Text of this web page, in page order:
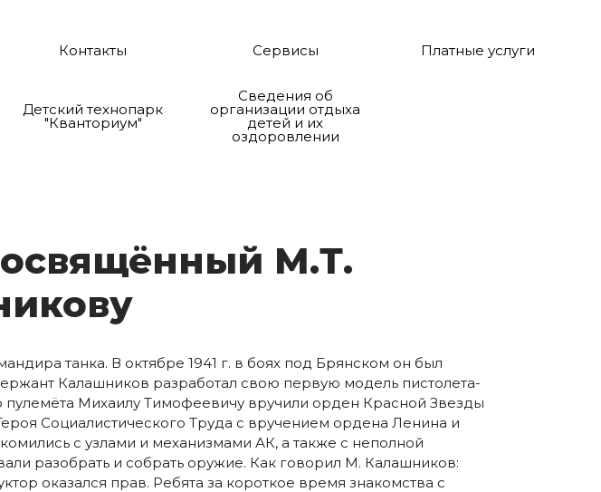
Контакты Сервисы Платные услуги
Детский технопарк
"Кванториум"
Сведения об
организации отдыха
детей и их
оздоровлении
М.Т.
танка. В октябре 1941 г. в боях под Брянском он был
Калашников разработал свою первую модель пистолета-
пулемёта Михаилу Тимофеевичу вручили орден Красной Звезды
Социалистического Труда с вручением ордена Ленина и
с узлами и механизмами АК, а также с неполной
разобрать и собрать оружие. Как говорил М. Калашников:
оказался прав. Ребята за короткое время знакомства с